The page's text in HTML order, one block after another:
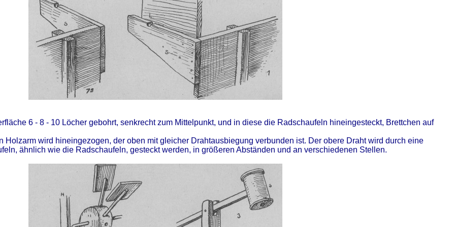
6 - 8 - 10 Löcher gebohrt, senkrecht zum Mittelpunkt, und in diese die Radschaufeln hineingesteckt, Brettchen auf
Holzarm wird hineingezogen, der oben mit gleicher Drahtausbiegung verbunden ist. Der obere Draht wird durch eine
ähnlich wie die Radschaufeln, gesteckt werden, in größeren Abständen und an verschiedenen Stellen.